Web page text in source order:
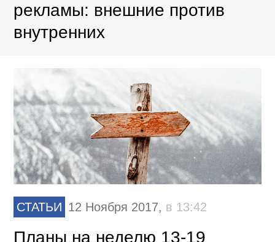
рекламы: внешние против
внутренних
СТАТЬИ 12 Ноября 2017, в 13:42
Планы на неделю 13-19